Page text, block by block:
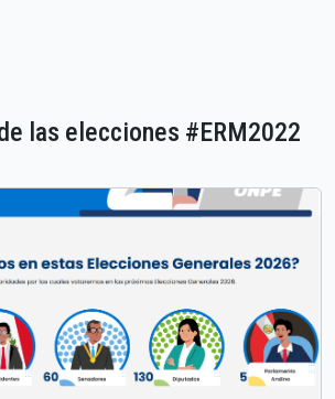
las elecciones #ERM2022